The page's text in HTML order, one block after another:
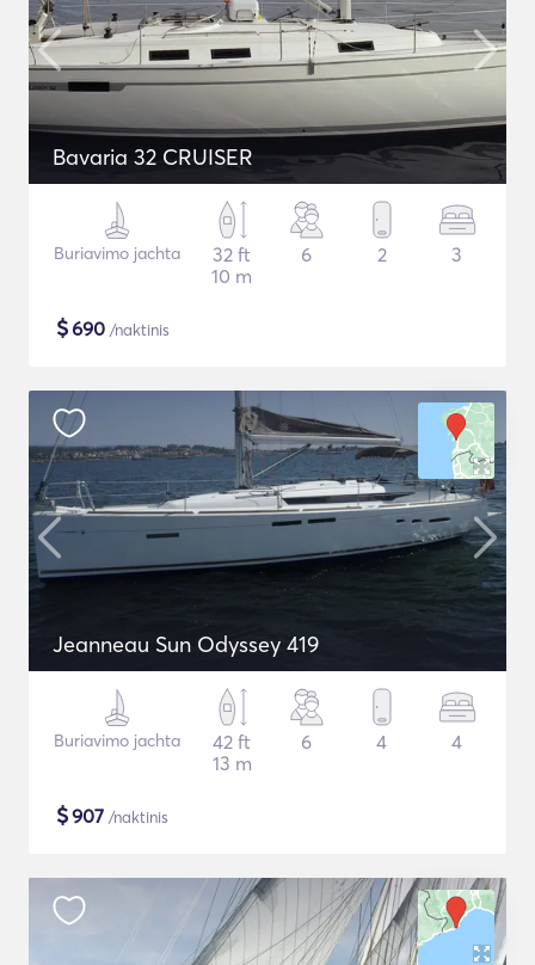
Bavaria 32 CRUISER
Buriavimo jachta
32 ft
10 m
6 2 3
$690 /naktinis
Jeanneau Sun Odyssey 419
Buriavimo jachta
42 ft
13 m
6 4 4
$907 /naktinis